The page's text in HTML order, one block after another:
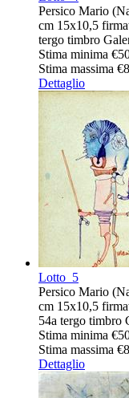
Persico Mario
cm 15x10,5
tergo timbro
Stima minima
Stima massima
Dettaglio
Lotto 5
Persico Mario
cm 15x10,5
54a tergo timbro
Stima minima
Stima massima
Dettaglio